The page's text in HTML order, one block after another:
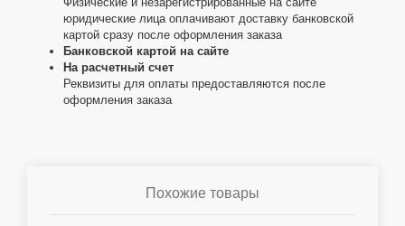
юридические лица оплачивают доставку банковской
картой сразу после оформления заказа
Банковской картой на сайте
На расчетный счет
Реквизиты для оплаты предоставляются после
оформления заказа
Похожие товары